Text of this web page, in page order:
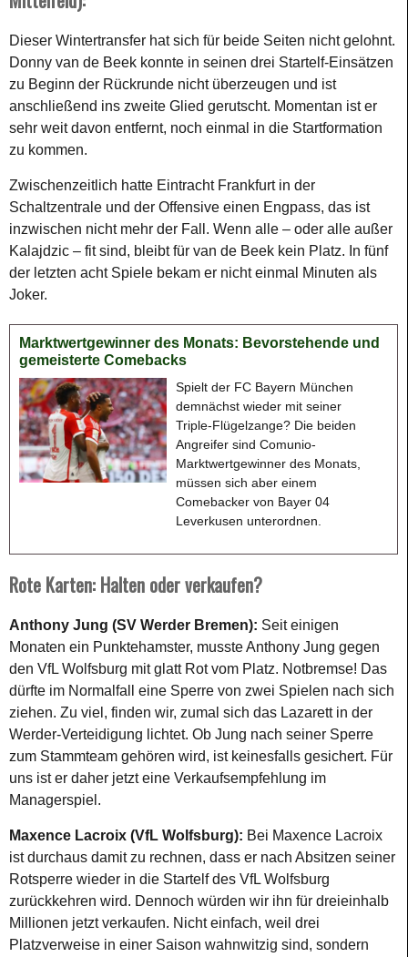
Dieser Wintertransfer hat sich für beide Seiten nicht gelohnt.
Donny van de Beek konnte in seinen drei Startelf-Einsätzen
zu Beginn der Rückrunde nicht überzeugen und ist
anschließend ins zweite Glied gerutscht. Momentan ist er
sehr weit davon entfernt, noch einmal in die Startformation
zu kommen.
Zwischenzeitlich hatte Eintracht Frankfurt in der
Schaltzentrale und der Offensive einen Engpass, das ist
inzwischen nicht mehr der Fall. Wenn alle – oder alle außer
Kalajdzic – fit sind, bleibt für van de Beek kein Platz. In fünf
der letzten acht Spiele bekam er nicht einmal Minuten als
Joker.
Marktwertgewinner des Monats: Bevorstehende und
gemeisterte Comebacks
Spielt der FC Bayern München
demnächst wieder mit seiner
Triple-Flügelzange? Die beiden
Angreifer sind Comunio-
Marktwertgewinner des Monats,
müssen sich aber einem
Comebacker von Bayer 04
Leverkusen unterordnen.
Rote Karten: Halten oder verkaufen?
Anthony Jung (SV Werder Bremen): Seit einigen
Monaten ein Punktehamster, musste Anthony Jung gegen
den VfL Wolfsburg mit glatt Rot vom Platz. Notbremse! Das
dürfte im Normalfall eine Sperre von zwei Spielen nach sich
ziehen. Zu viel, finden wir, zumal sich das Lazarett in der
Werder-Verteidigung lichtet. Ob Jung nach seiner Sperre
zum Stammteam gehören wird, ist keinesfalls gesichert. Für
uns ist er daher jetzt eine Verkaufsempfehlung im
Managerspiel.
Maxence Lacroix (VfL Wolfsburg): Bei Maxence Lacroix
ist durchaus damit zu rechnen, dass er nach Absitzen seiner
Rotsperre wieder in die Startelf des VfL Wolfsburg
zurückkehren wird. Dennoch würden wir ihn für dreieinhalb
Millionen jetzt verkaufen. Nicht einfach, weil drei
Platzverweise in einer Saison wahnwitzig sind, sondern